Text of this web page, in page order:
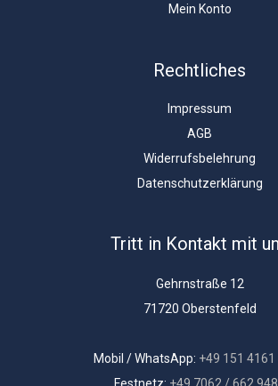
Mein Konto
Rechtliches
Impressum
AGB
Widerrufsbelehrung
Datenschutzerklärung
Tritt in Kontakt mit
Gehrnstraße 12
71720 Oberstenfeld
Mobil / WhatsApp: +49 151 4161